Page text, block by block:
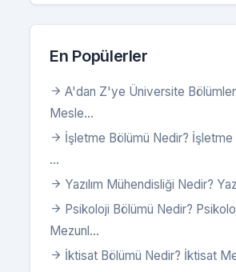
En Popülerler
A'dan Z'ye Üniversite
Mesle...
İşletme Bölümü Nedir? İşletme
...
Yazılım Mühendisliği Nedir?
Psikoloji Bölümü Nedir?
Mezunl...
İktisat Bölümü Nedir? İktisat